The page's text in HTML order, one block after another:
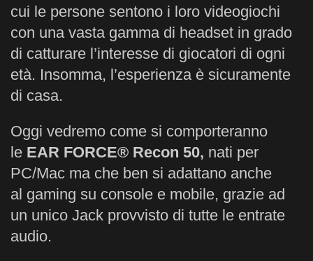
cui le persone sentono i loro videogiochi
con una vasta gamma di headset in grado
di catturare l’interesse di giocatori di ogni
età. Insomma, l’esperienza è sicuramente
di casa.
Oggi vedremo come si comporteranno
le EAR FORCE® Recon 50, nati per
PC/Mac ma che ben si adattano anche
al gaming su console e mobile, grazie ad
un unico Jack provvisto di tutte le entrate
audio.